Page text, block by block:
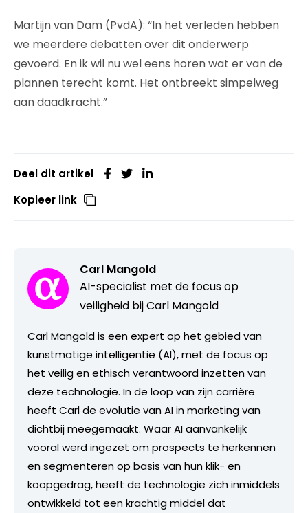
Martijn van Dam (PvdA): “In het verleden hebben
we meerdere debatten over dit onderwerp
gevoerd. En ik wil nu wel eens horen wat er van de
plannen terecht komt. Het ontbreekt simpelweg
aan daadkracht.”
Deel dit artikel
Kopieer link
Carl Mangold
AI-specialist met de focus op
veiligheid bij Carl Mangold
Carl Mangold is een expert op het gebied van
kunstmatige intelligentie (AI), met de focus op
het veilig en ethisch verantwoord inzetten van
deze technologie. In de loop van zijn carrière
heeft Carl de evolutie van AI in marketing van
dichtbij meegemaakt. Waar AI aanvankelijk
vooral werd ingezet om prospects te herkennen
en segmenteren op basis van hun klik- en
koopgedrag, heeft de technologie zich inmiddels
ontwikkeld tot een krachtig middel dat